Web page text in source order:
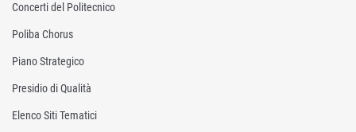
Concerti del Politecnico
Poliba Chorus
Piano Strategico
Presidio di Qualità
Elenco Siti Tematici